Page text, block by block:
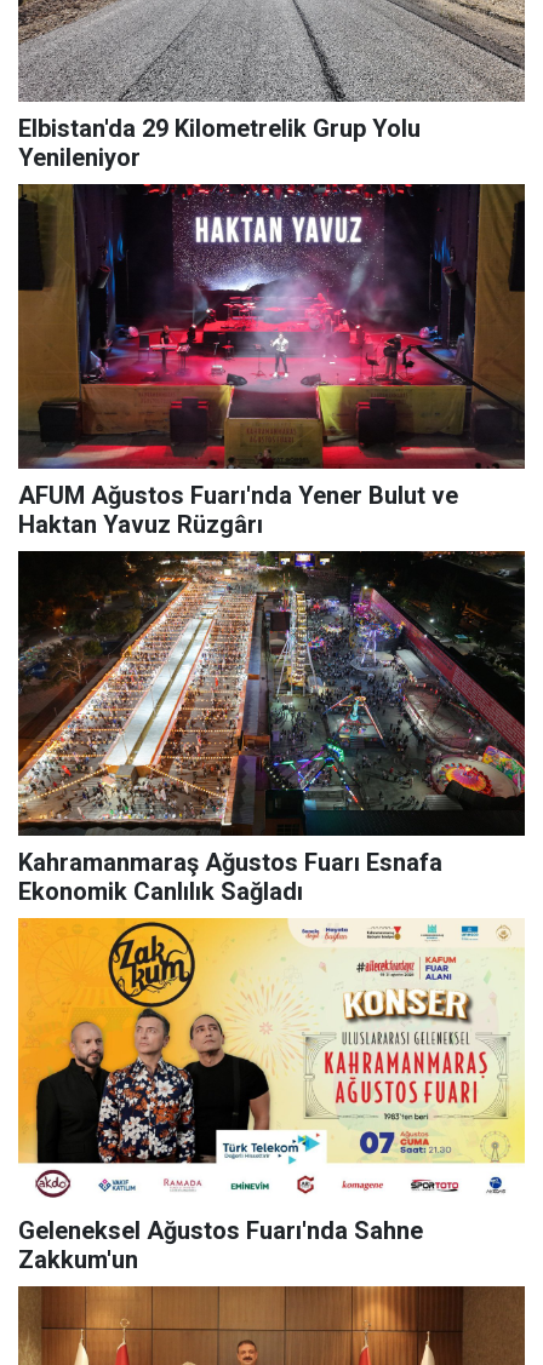
Elbistan'da 29 Kilometrelik Grup Yolu
Yenileniyor
AFUM Ağustos Fuarı'nda Yener Bulut ve
Haktan Yavuz Rüzgârı
Kahramanmaraş Ağustos Fuarı Esnafa
Ekonomik Canlılık Sağladı
Geleneksel Ağustos Fuarı'nda Sahne
Zakkum'un